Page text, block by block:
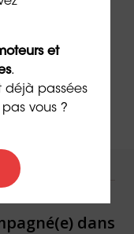
Lebreton.
!
dans
et
.
déjà passées
vous ?